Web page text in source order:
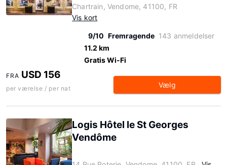
Chartrain, Vendome, 41100, FR
Vis kort
9/10 Fremragende 143 anmeldelser
11.2 km
Gratis Wi-Fi
FRA USD 156
per værelse / per nat Vælg
Logis Hôtel le St Georges
Vendôme